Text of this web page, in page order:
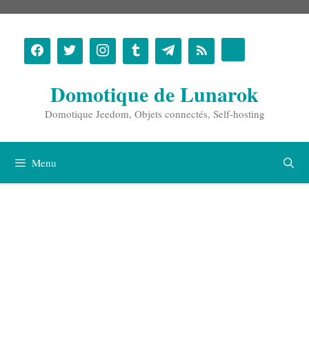
contenu
Domotique de Lunarok
Domotique Jeedom, Objets connectés, Self-hosting
Menu